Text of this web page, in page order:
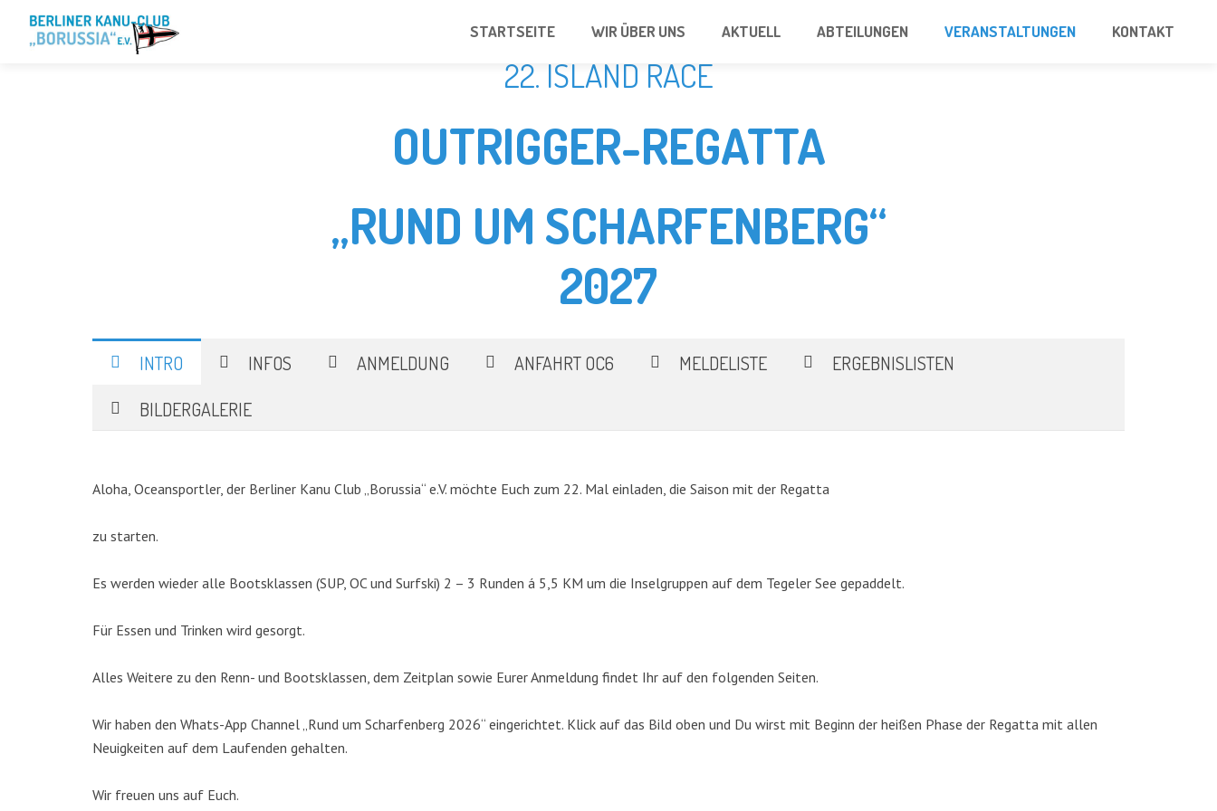
STARTSEITE WIR ÜBER UNS AKTUELL ABTEILUNGEN VERANSTALTUNGEN KONTAKT
22. ISLAND RACE
OUTRIGGER-REGATTA
„RUND UM SCHARFENBERG“
2027
INTRO INFOS ANMELDUNG ANFAHRT OC6 MELDELISTE
ERGEBNISLISTEN
BILDERGALERIE
Aloha, Oceansportler, der Berliner Kanu Club „Borussia“ e.V. möchte Euch zum 22. Mal einladen, die Saison mit der Regatta
zu starten.
Es werden wieder alle Bootsklassen (SUP, OC und Surfski) 2 – 3 Runden á 5,5 KM um die Inselgruppen auf dem Tegeler See gepaddelt.
Für Essen und Trinken wird gesorgt.
Alles Weitere zu den Renn- und Bootsklassen, dem Zeitplan sowie Eurer Anmeldung findet Ihr auf den folgenden Seiten.
Wir haben den Whats-App Channel „Rund um Scharfenberg 2026“ eingerichtet. Klick auf das Bild oben und Du wirst mit Beginn der heißen Phase der Regatta mit allen
Neuigkeiten auf dem Laufenden gehalten.
Wir freuen uns auf Euch.
Aktuell(48)
Drachenboot(47)
Kanu-Rennsport(13)
nach: